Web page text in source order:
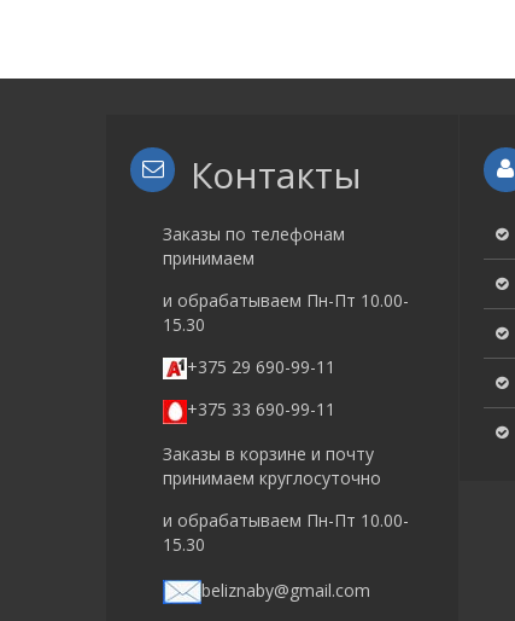
Контакты
Заказы по телефонам
принимаем
и обрабатываем Пн-Пт 10.00-
15.30
+375 29 690-99-11
+375 33 690-99-11
Заказы в корзине и почту
принимаем круглосуточно
и обрабатываем Пн-Пт 10.00-
15.30
beliznaby@gmail.com